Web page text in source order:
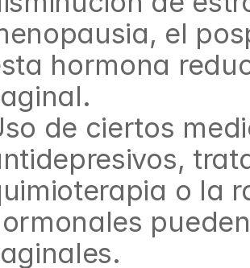
el
hormona
de ciertos
o la